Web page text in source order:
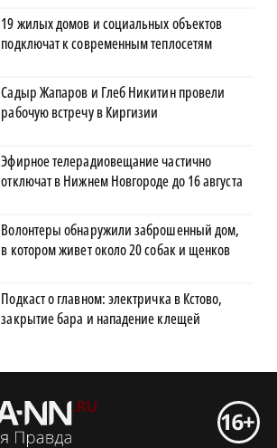
19 жилых домов и социальных объектов
подключат к современным теплосетям
Садыр Жапаров и Глеб Никитин провели
рабочую встречу в Киргизии
Эфирное телерадиовещание частично
отключат в Нижнем Новгороде до 16 августа
Волонтеры обнаружили заброшенный дом,
в котором живет около 20 собак и щенков
Подкаст о главном: электричка в Кстово,
закрытие бара и нападение клещей